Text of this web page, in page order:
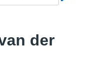
der